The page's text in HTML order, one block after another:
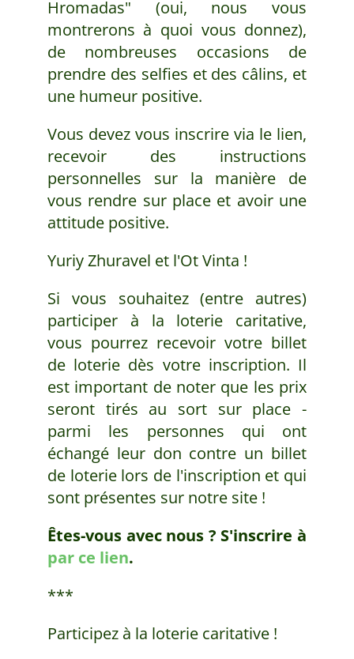
Hromadas" (oui, nous vous
montrerons à quoi vous donnez),
de nombreuses occasions de
prendre des selfies et des câlins, et
une humeur positive.
Vous devez vous inscrire via le lien,
recevoir des instructions
personnelles sur la manière de
vous rendre sur place et avoir une
attitude positive.
Yuriy Zhuravel et l'Ot Vinta !
Si vous souhaitez (entre autres)
participer à la loterie caritative,
vous pourrez recevoir votre billet
de loterie dès votre inscription. Il
est important de noter que les prix
seront tirés au sort sur place -
parmi les personnes qui ont
échangé leur don contre un billet
de loterie lors de l'inscription et qui
sont présentes sur notre site !
Êtes-vous avec nous ? S'inscrire à
par ce lien.
***
Participez à la loterie caritative !